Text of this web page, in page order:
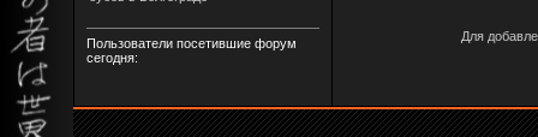
Пользователи посетившие форум
сегодня:
Для